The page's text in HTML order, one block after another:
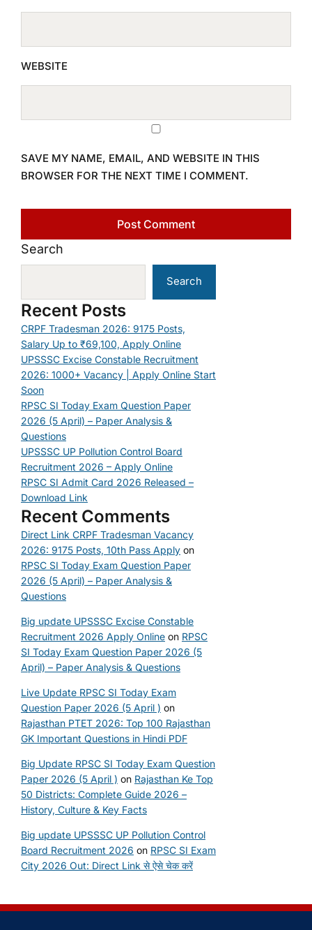
WEBSITE
SAVE MY NAME, EMAIL, AND WEBSITE IN THIS
BROWSER FOR THE NEXT TIME I COMMENT.
Search
Search
Recent Posts
CRPF Tradesman 2026: 9175 Posts,
Salary Up to ₹69,100, Apply Online
UPSSSC Excise Constable Recruitment
2026: 1000+ Vacancy | Apply Online Start
Soon
RPSC SI Today Exam Question Paper
2026 (5 April) – Paper Analysis &
Questions
UPSSSC UP Pollution Control Board
Recruitment 2026 – Apply Online
RPSC SI Admit Card 2026 Released –
Download Link
Recent Comments
Direct Link CRPF Tradesman Vacancy
2026: 9175 Posts, 10th Pass Apply on
RPSC SI Today Exam Question Paper
2026 (5 April) – Paper Analysis &
Questions
Big update UPSSSC Excise Constable
Recruitment 2026 Apply Online on RPSC
SI Today Exam Question Paper 2026 (5
April) – Paper Analysis & Questions
Live Update RPSC SI Today Exam
Question Paper 2026 (5 April ) on
Rajasthan PTET 2026: Top 100 Rajasthan
GK Important Questions in Hindi PDF
Big Update RPSC SI Today Exam Question
Paper 2026 (5 April ) on Rajasthan Ke Top
50 Districts: Complete Guide 2026 –
History, Culture & Key Facts
Big update UPSSSC UP Pollution Control
Board Recruitment 2026 on RPSC SI Exam
City 2026 Out: Direct Link से ऐसे चेक करें